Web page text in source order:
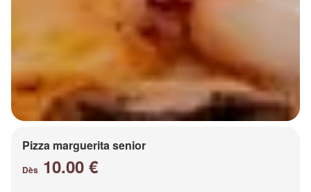
Pizza marguerita senior
Dès 10.00 €